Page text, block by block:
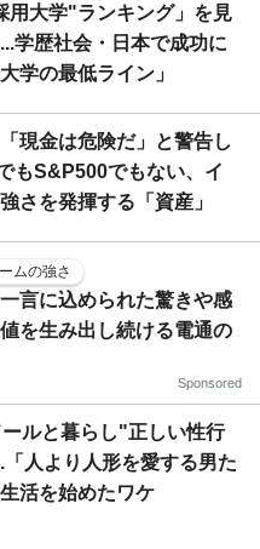
用大学"ランキング」を見
学歴社会・日本で成功に
学の最低ライン」
現金は危険だ」と警告し
もS&P500でもない、イ
さを発揮する「資産」
ムの強さ
一言に込められた驚きや感
を生み出し続ける電通の
Sponsored
ルと暮らし"正しい性行
人より人形を愛する男た
活を始めたワケ